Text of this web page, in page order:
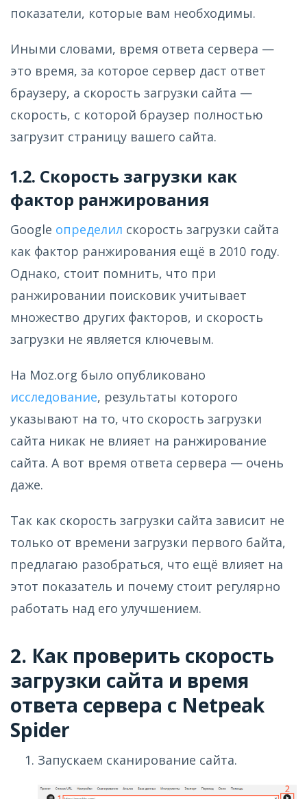
показатели, которые вам необходимы.
Иными словами, время ответа сервера —
это время, за которое сервер даст ответ
браузеру, а скорость загрузки сайта —
скорость, с которой браузер полностью
загрузит страницу вашего сайта.
1.2. Скорость загрузки как
фактор ранжирования
Google определил скорость загрузки сайта
как фактор ранжирования ещё в 2010 году.
Однако, стоит помнить, что при
ранжировании поисковик учитывает
множество других факторов, и скорость
загрузки не является ключевым.
На Moz.org было опубликовано
исследование, результаты которого
указывают на то, что скорость загрузки
сайта никак не влияет на ранжирование
сайта. А вот время ответа сервера — очень
даже.
Так как скорость загрузки сайта зависит не
только от времени загрузки первого байта,
предлагаю разобраться, что ещё влияет на
этот показатель и почему стоит регулярно
работать над его улучшением.
2. Как проверить скорость
загрузки сайта и время
ответа сервера с Netpeak
Spider
Запускаем сканирование сайта.